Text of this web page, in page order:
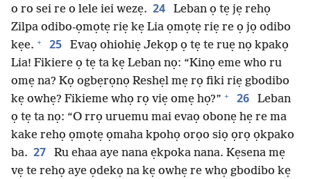
o ro sei re o lele iei wezẹ. 24
Leban ọ tẹ jẹ rehọ
Zilpa odibo-ọmọtẹ riẹ kẹ Lia ọmọtẹ riẹ re ọ jọ odibo
kẹe. + 25
Evaọ ohiohiẹ Jekọp ọ tẹ te ruẹ nọ kpakọ
Lia! Fikiere ọ tẹ ta kẹ Leban nọ: “Kinọ eme who ru
omẹ na? Kọ ogbẹrọnọ Reshẹl mẹ rọ fiki riẹ gbodibo
kẹ owhẹ? Fikieme whọ rọ viẹ omẹ họ?” + 26
Leban
ọ tẹ ta nọ: “O rrọ uruemu mai evaọ obonẹ hẹ re ma
kake rehọ ọmọtẹ ọmaha kpohọ orọo siọ ọrọ ọkpako
ba. 27
Ru ehaa aye nana ẹkpoka nana. Kẹsena mẹ
vẹ te rehọ aye ọdekọ na kẹ owhẹ re whọ gbodibo kẹ